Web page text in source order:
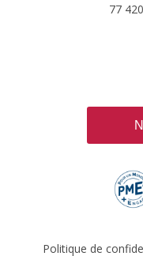
77
Politique de